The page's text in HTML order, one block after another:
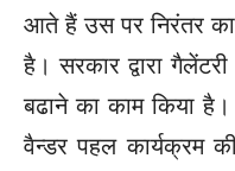
आते हैं उस पर निरंतर
है। सरकार द्वारा
बढाने का काम किया है।
वैन्डर पहल कार्यक्रम